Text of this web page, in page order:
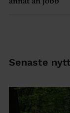
annat än jobb
Senaste nytt